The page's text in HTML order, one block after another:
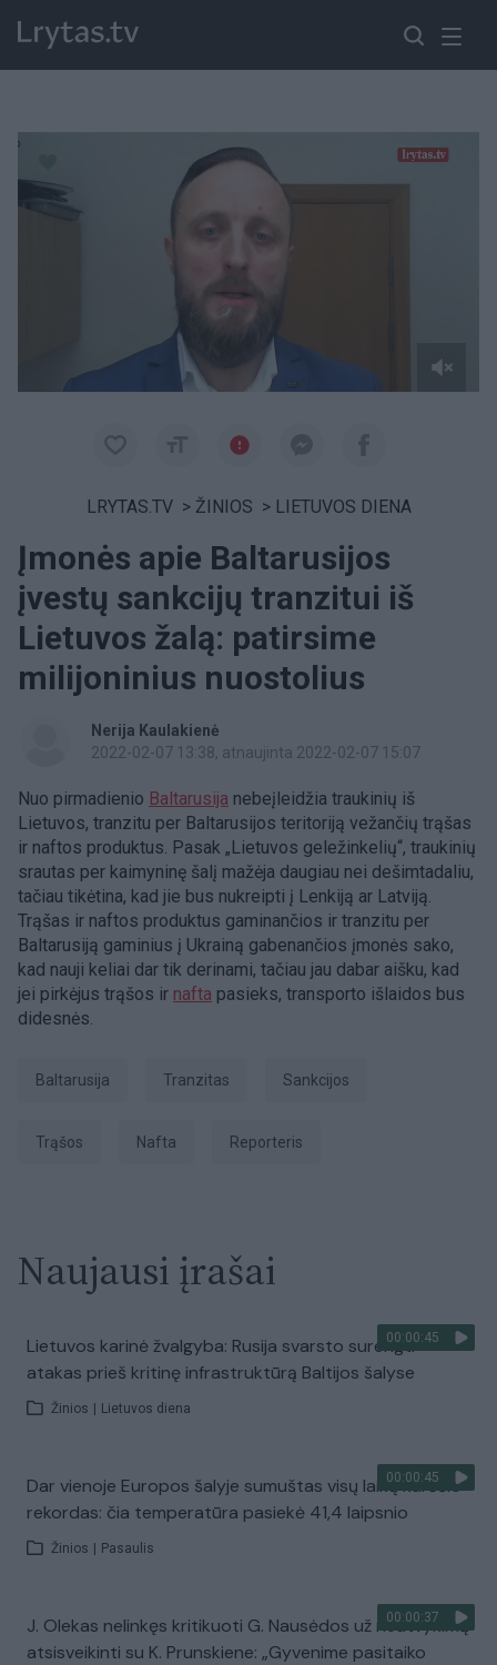
LRYTAS.TV > ŽINIOS > LIETUVOS DIENA
Įmonės apie Baltarusijos
įvestų sankcijų tranzitui iš
Lietuvos žalą: patirsime
milijoninius nuostolius
Nerija Kaulakienė
2022-02-07 13:38, atnaujinta 2022-02-07 15:07
Nuo pirmadienio Baltarusija nebeįleidžia traukinių iš
Lietuvos, tranzitu per Baltarusijos teritoriją vežančių trąšas
ir naftos produktus. Pasak „Lietuvos geležinkelių“, traukinių
srautas per kaimyninę šalį mažėja daugiau nei dešimtadaliu,
tačiau tikėtina, kad jie bus nukreipti į Lenkiją ar Latviją.
Trąšas ir naftos produktus gaminančios ir tranzitu per
Baltarusiją gaminius į Ukrainą gabenančios įmonės sako,
kad nauji keliai dar tik derinami, tačiau jau dabar aišku, kad
jei pirkėjus trąšos ir nafta pasieks, transporto išlaidos bus
didesnės.
Baltarusija tranzitas sankcijos
trąšos Nafta Reporteris
Naujausi įrašai
00:00:45
Lietuvos karinė žvalgyba: Rusija svarsto surengti
atakas prieš kritinę infrastruktūrą Baltijos šalyse
Žinios Lietuvos diena
00:00:45
Dar vienoje Europos šalyje sumuštas visų laikų karščio
rekordas: čia temperatūra pasiekė 41,4 laipsnio
Žinios Pasaulis
00:00:37
J. Olekas nelinkęs kritikuoti G. Nausėdos už neatvykimą
atsisveikinti su K. Prunskiene: „Gyvenime pasitaiko